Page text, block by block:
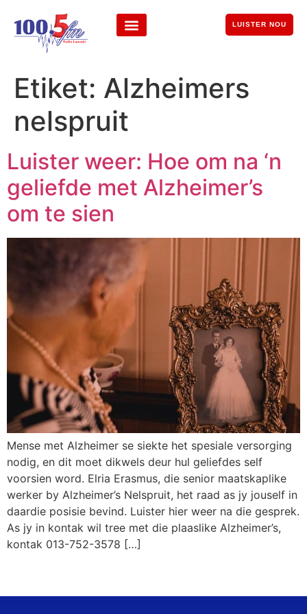
LUISTER NOU
Etiket: Alzheimers
nelspruit
Luister weer: Hoe om na ‘n
geliefde met Alzheimer’s
om te sien
Mense met Alzheimer se siekte het spesiale versorging
nodig, en dit moet dikwels deur hul geliefdes self
voorsien word. Elria Erasmus, die senior maatskaplike
werker by Alzheimer’s Nelspruit, het raad as jy jouself in
daardie posisie bevind. Luister hier weer na die gesprek.
As jy in kontak wil tree met die plaaslike Alzheimer’s,
kontak 013-752-3578 […]